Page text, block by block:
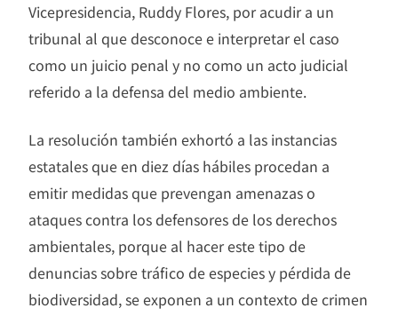
Vicepresidencia, Ruddy Flores, por acudir a un
tribunal al que desconoce e interpretar el caso
como un juicio penal y no como un acto judicial
referido a la defensa del medio ambiente.
La resolución también exhortó a las instancias
estatales que en diez días hábiles procedan a
emitir medidas que prevengan amenazas o
ataques contra los defensores de los derechos
ambientales, porque al hacer este tipo de
denuncias sobre tráfico de especies y pérdida de
biodiversidad, se exponen a un contexto de crimen